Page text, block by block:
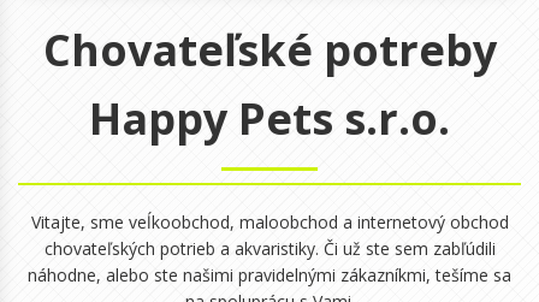
Chovateľské potreby
Happy Pets s.r.o.
Vitajte, sme veĺkoobchod, maloobchod a internetový obchod
chovateľských potrieb a akvaristiky. Či už ste sem zabľúdili
náhodne, alebo ste našimi pravidelnými zákazníkmi, tešíme sa